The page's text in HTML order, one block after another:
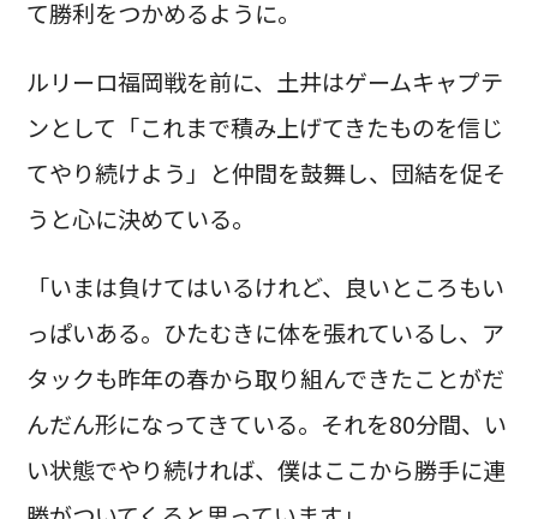
て勝利をつかめるように。
ルリーロ福岡戦を前に、土井はゲームキャプテ
ンとして「これまで積み上げてきたものを信じ
てやり続けよう」と仲間を鼓舞し、団結を促そ
うと心に決めている。
「いまは負けてはいるけれど、良いところもい
っぱいある。ひたむきに体を張れているし、ア
タックも昨年の春から取り組んできたことがだ
んだん形になってきている。それを80分間、い
い状態でやり続ければ、僕はここから勝手に連